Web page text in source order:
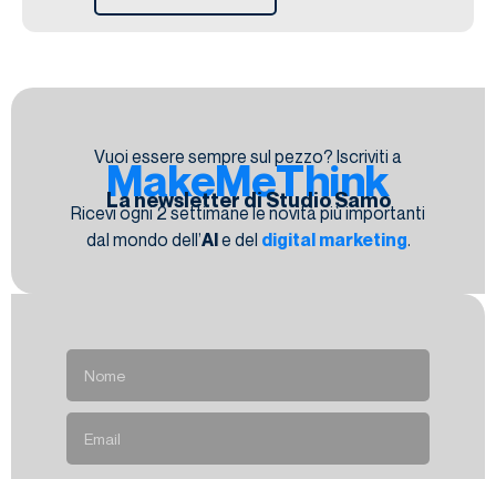
Vuoi essere sempre sul pezzo? Iscriviti a
MakeMeThink
La newsletter di Studio Samo
Ricevi ogni 2 settimane le novità più importanti
dal mondo dell’AIe del digital marketing.